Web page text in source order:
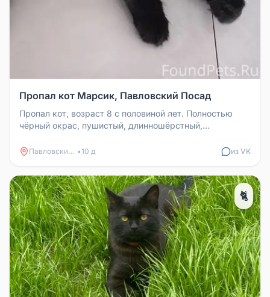
Пропал кот Марсик, Павловский Посад
Пропал кот, возраст 8 с половиной лет. Полностью
чёрный окрас, пушистый, длинношёрстный,
Павловский Посад •10 д из VK
🐈